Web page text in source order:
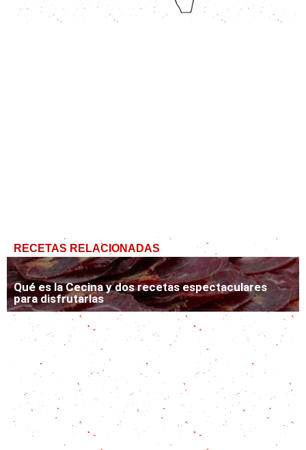
RECETAS RELACIONADAS
Qué es la Cecina y dos recetas espectaculares
para disfrutarlas
Te cuento que es la ñora y cómo la podes usar
Blogs de cocina argentinos: lista completa